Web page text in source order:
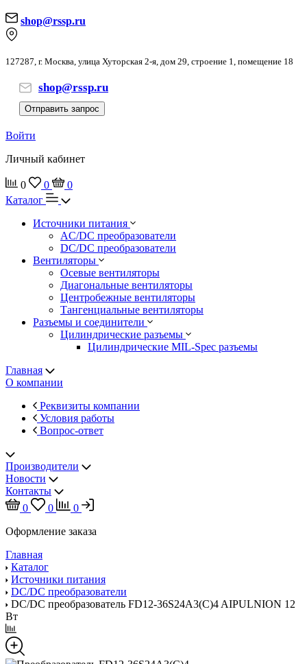
shop@rssp.ru
127287, г. Москва, улица Хуторская 2-я, дом 29, строение 1, помещение 18
shop@rssp.ru
Отправить запрос
Войти
Личный кабинет
0 0
0
Каталог
Источники питания
AC/DC преобразователи
DC/DC преобразователи
Вентиляторы
Осевые вентиляторы
Диагональные вентиляторы
Центробежные вентиляторы
Тангенциальные вентиляторы
Разъемы и соединители
Цилиндрические разъемы
Цилиндрические MIL-Spec разъемы
Главная
О компании
Реквизиты компании
Условия работы
Вопрос-ответ
Производители
Новости
Контакты
0
0
0
Оформление заказа
Главная
Каталог
Источники питания
DC/DC преобразователи
DC/DC преобразователь FD12-36S24A3(C)4 AIPULNION 12
Вт